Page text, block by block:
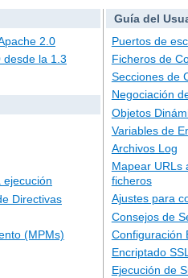
2.0
desde la 1.3
ejecución
Directivas
(MPMs)
Guía del
Puertos de
Ficheros de
Secciones de
Negociación
Objetos
Variables de
Archivos Log
Mapear URLs
ficheros
Ajustes para
Consejos de
Configuración
Encriptado
Ejecución de